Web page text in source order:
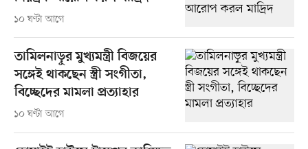
১০ ঘণ্টা আগে
তামিলনাড়ুর মুখ্যমন্ত্রী বিজয়ের
সঙ্গেই থাকছেন স্ত্রী সংগীতা,
বিচ্ছেদের মামলা প্রত্যাহার
১০ ঘণ্টা আগে